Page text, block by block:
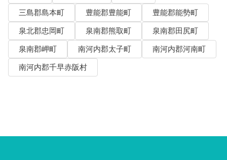
三島郡島本町
豊能郡豊能町
豊能郡能勢町
泉北郡忠岡町
泉南郡熊取町
泉南郡田尻町
泉南郡岬町
南河内郡太子町
南河内郡河南町
南河内郡千早赤阪村